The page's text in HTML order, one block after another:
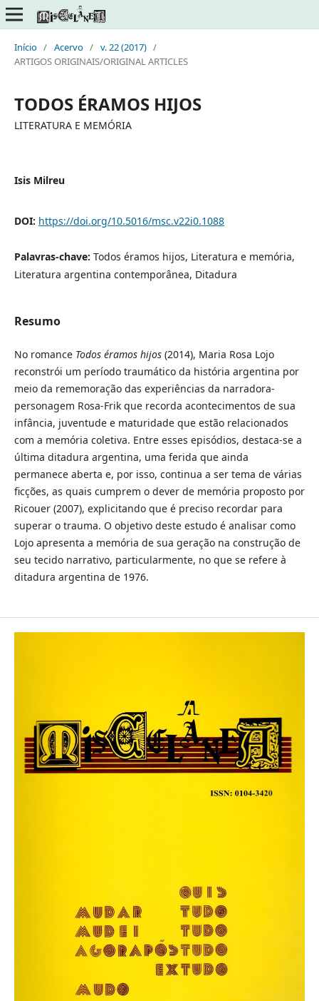
Início / Acervo / v. 22 (2017) /
ARTIGOS ORIGINAIS/ORIGINAL ARTICLES
TODOS ÉRAMOS HIJOS
LITERATURA E MEMÓRIA
Isis Milreu
DOI: https://doi.org/10.5016/msc.v22i0.1088
Palavras-chave: Todos éramos hijos, Literatura e memória,
Literatura argentina contemporânea, Ditadura
Resumo
No romance Todos éramos hijos(2014), Maria Rosa Lojo
reconstrói um período traumático da história argentina por
meio da rememoração das experiências da narradora-
personagem Rosa-Frik que recorda acontecimentos de sua
infância, juventude e maturidade que estão relacionados
com a memória coletiva. Entre esses episódios, destaca-se a
última ditadura argentina, uma ferida que ainda
permanece aberta e, por isso, continua a ser tema de várias
ficções, as quais cumprem o dever de memória proposto por
Ricouer (2007), explicitando que é preciso recordar para
superar o trauma. O objetivo deste estudo é analisar como
Lojo apresenta a memória de sua geração na construção de
seu tecido narrativo, particularmente, no que se refere à
ditadura argentina de 1976.